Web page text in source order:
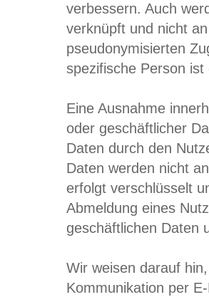
verbessern. Auch
verknüpft und nicht
pseudonymisierten
spezifische Person
Eine Ausnahme
oder geschäftlicher
Daten durch den
Daten werden nicht
erfolgt verschlüsselt
Abmeldung eines
geschäftlichen Daten
Wir weisen darauf
Kommunikation per